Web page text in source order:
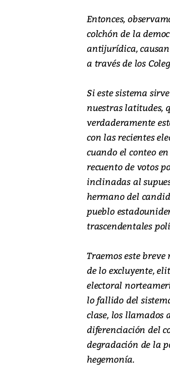
Entonces,
colchón de la
antijurídica,
a través de los
Si este sistema
nuestras latitudes,
verdaderamente
con las recientes
cuando el conteo
recuento de votos
inclinadas al
hermano del
pueblo
trascendentales
Traemos este
de lo excluyente,
electoral
lo fallido del
clase, los llamados
diferenciación del
degradación de la
hegemonía.